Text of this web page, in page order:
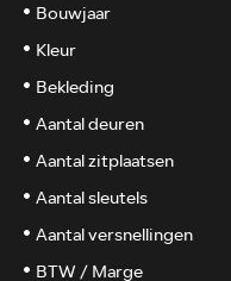
Bouwjaar
Kleur
Bekleding
Aantal deuren
Aantal zitplaatsen
Aantal sleutels
Aantal versnellingen
BTW / Marge